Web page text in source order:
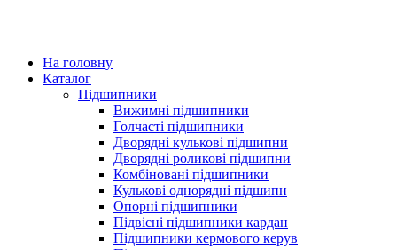
На головну
Каталог
Підшипники
Вижимні підшипники
Голчасті підшипники
Дворядні кулькові підшипни
Дворядні роликові підшипни
Комбіновані підшипники
Кулькові однорядні підшипн
Опорні підшипники
Підвісні підшипники кардан
Підшипники кермового керув